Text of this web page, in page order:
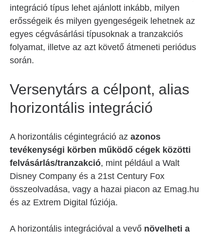
integráció típus lehet ajánlott inkább, milyen
erősségeik és milyen gyengeségeik lehetnek az
egyes cégvásárlási típusoknak a tranzakciós
folyamat, illetve az azt követő átmeneti periódus
során.
Versenytárs a célpont, alias
horizontális integráció
A horizontális cégintegráció az azonos
tevékenységi körben működő cégek közötti
felvásárlás/tranzakció, mint például a Walt
Disney Company és a 21st Century Fox
összeolvadása, vagy a hazai piacon az Emag.hu
és az Extrem Digital fúziója.
A horizontális integrációval a vevő növelheti a